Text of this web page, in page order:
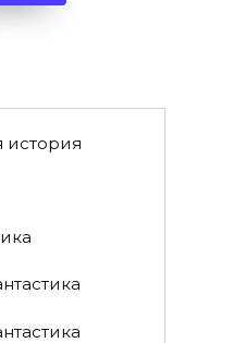
история